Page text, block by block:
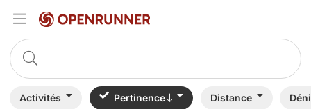
Activités Pertinence Distance